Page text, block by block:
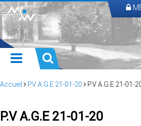
Accueil PV A.G.E 21-01-20 P.V A.G.E 21-01-
P.V A.G.E 21-01-20